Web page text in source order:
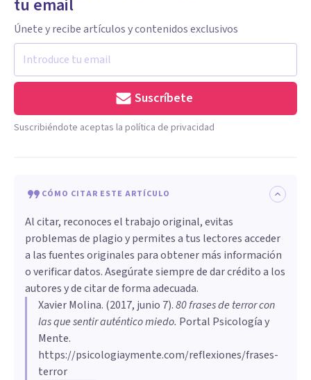
tu email
Únete y recibe artículos y contenidos exclusivos
Suscríbete
Suscribiéndote aceptas la política de privacidad
CÓMO CITAR ESTE ARTÍCULO
Al citar, reconoces el trabajo original, evitas
problemas de plagio y permites a tus lectores acceder
a las fuentes originales para obtener más información
o verificar datos. Asegúrate siempre de dar crédito a los
autores y de citar de forma adecuada.
Xavier Molina. (2017, junio 7).80 frases de terror con
las que sentir auténtico miedo. Portal Psicología y
Mente.
https://psicologiaymente.com/reflexiones/frases-
terror